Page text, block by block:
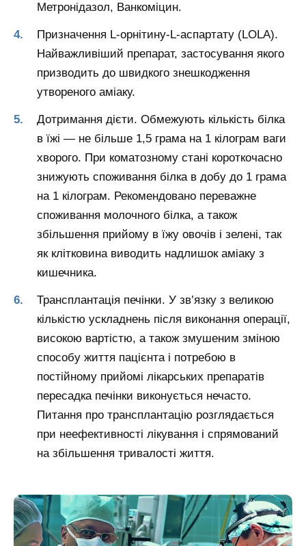
Метронідазол, Ванкоміцин.
Призначення L-орнітину-L-аспартату (LOLA).
Найважливіший препарат, застосування якого
призводить до швидкого знешкодження
утвореного аміаку.
Дотримання дієти. Обмежують кількість білка
в їжі — не більше 1,5 грама на 1 кілограм ваги
хворого. При коматозному стані короткочасно
знижують споживання білка в добу до 1 грама
на 1 кілограм. Рекомендовано переважне
споживання молочного білка, а також
збільшення прийому в їжу овочів і зелені, так
як клітковина виводить надлишок аміаку з
кишечника.
Трансплантація печінки. У зв’язку з великою
кількістю ускладнень після виконання операції,
високою вартістю, а також змушеним зміною
способу життя пацієнта і потребою в
постійному прийомі лікарських препаратів
пересадка печінки виконується нечасто.
Питання про трансплантацію розглядається
при неефективності лікування і спрямований
на збільшення тривалості життя.